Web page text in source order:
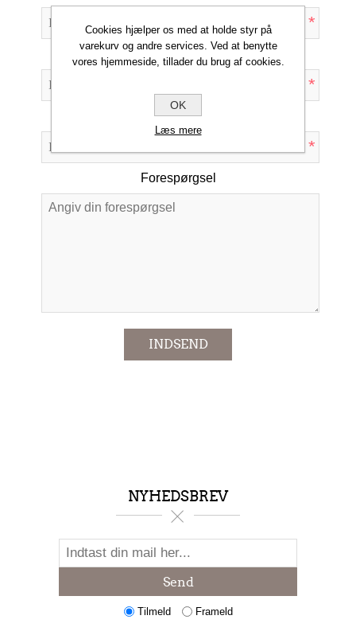
*
Din e-mail
*
Emne:
*
Forespørgsel
INDSEND
NYHEDSBREV
Send
Tilmeld Frameld
Cookies hjælper os med at holde styr på
varekurv og andre services. Ved at benytte
vores hjemmeside, tillader du brug af cookies.
OK
Læs mere